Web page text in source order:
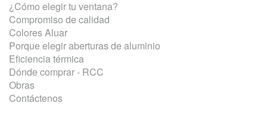
¿Cómo elegir tu ventana?
Compromiso de calidad
Colores Aluar
Porque elegir aberturas de aluminio
Eficiencia térmica
Dónde comprar - RCC
Obras
Contáctenos